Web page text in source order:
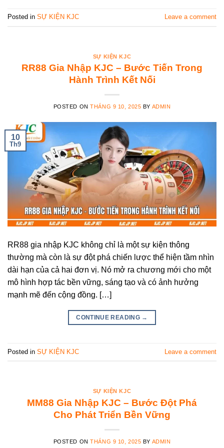
Posted in SỰ KIỆN KJC Leave a comment
SỰ KIỆN KJC
RR88 Gia Nhập KJC – Bước Tiến Trong
Hành Trình Kết Nối
POSTED ONTHÁNG 9 10, 2025 BY ADMIN
10
Th9
RR88 gia nhập KJC không chỉ là một sự kiện thông
thường mà còn là sự đột phá chiến lược thể hiện tầm nhìn
dài hạn của cả hai đơn vị. Nó mở ra chương mới cho một
mô hình hợp tác bền vững, sáng tạo và có ảnh hưởng
mạnh mẽ đến cộng đồng. […]
CONTINUE READING →
Posted in SỰ KIỆN KJC Leave a comment
SỰ KIỆN KJC
MM88 Gia Nhập KJC – Bước Đột Phá
Cho Phát Triển Bền Vững
POSTED ONTHÁNG 9 10, 2025 BY ADMIN